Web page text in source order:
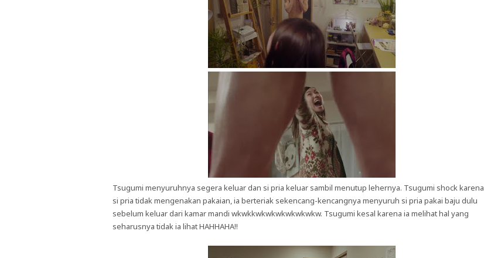
Tsugumi menyuruhnya segera keluar dan si pria keluar sambil menutup lehernya. Tsugumi shock karena
si pria tidak mengenakan pakaian, ia berteriak sekencang-kencangnya menyuruh si pria pakai baju dulu
sebelum keluar dari kamar mandi wkwkkwkwkwkwkwkwkw. Tsugumi kesal karena ia melihat hal yang
seharusnya tidak ia lihat HAHHAHA!!